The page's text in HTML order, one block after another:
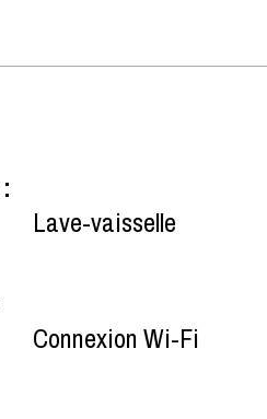
:
Lave-vaisselle
Connexion Wi-Fi